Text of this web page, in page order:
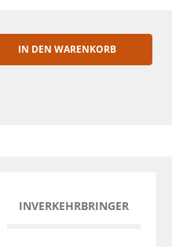
IN DEN WARENKORB
INVERKEHRBRINGER